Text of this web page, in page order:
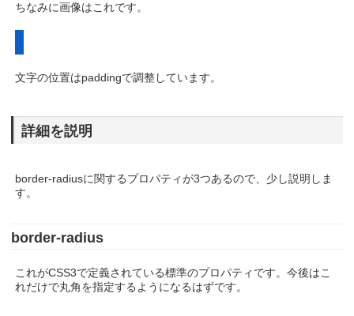
ちなみに画像はこれです。
文字の位置はpaddingで調整しています。
詳細を説明
border-radiusに関するプロパティが3つあるので、少し説明しま
す。
border-radius
これがCSS3で定義されている標準のプロパティです。今後はこ
れだけで丸角を指定するようになるはずです。